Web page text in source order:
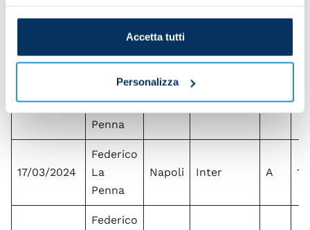
Accetta tutti
Personalizza
Federico
Penna
Napoli
08/10/2023
Federico
La
Penna
Napoli Fiorentina H
17/03/2024
Federico
La
Penna
Napoli Inter A 1
Federico